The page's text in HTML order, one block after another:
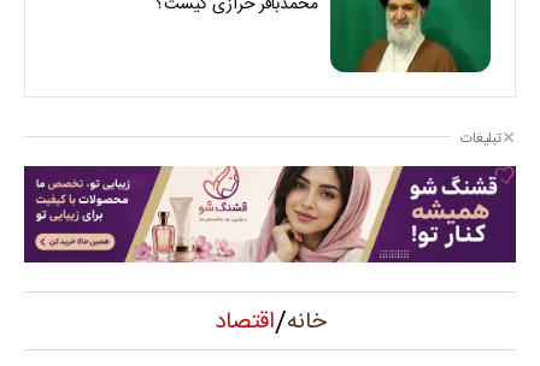
تبلیغات
خانه/اقتصاد